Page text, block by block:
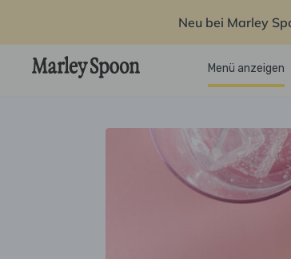
Neu bei Marley
Menü anzeigen